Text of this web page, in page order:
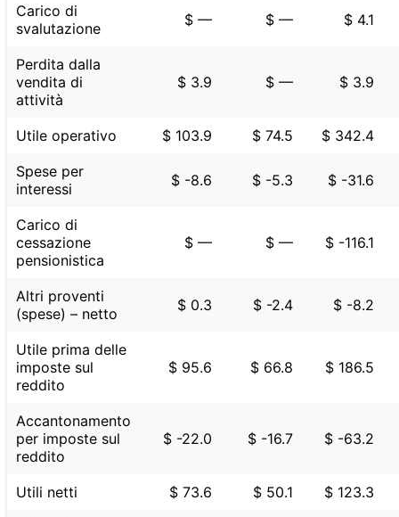
Carico di
svalutazione
$ — $ — $ 4.1
Perdita dalla
vendita di
attività
$ 3.9 $ — $ 3.9
Utile operativo $ 103.9 $ 74.5
$ 342.4
Spese per
interessi
$ -8.6 $ -5.3 $ -31.6
Carico di
cessazione
pensionistica
$ — $ — $ -116.1
Altri proventi
(spese) – netto
$ 0.3 $ -2.4 $ -8.2
Utile prima delle
imposte sul
reddito
$ 95.6 $ 66.8 $ 186.5
Accantonamento
per imposte sul
reddito
$ -22.0 $ -16.7 $ -63.2
Utili netti $ 73.6 $ 50.1
$ 123.3